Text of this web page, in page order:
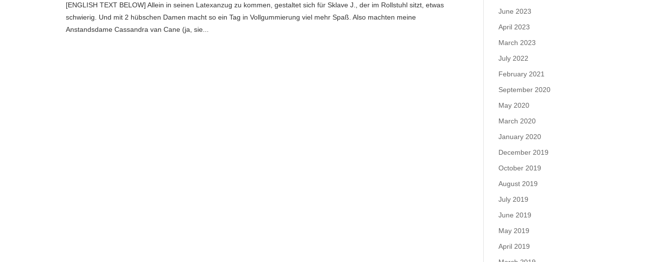
[ENGLISH TEXT BELOW] Allein in seinen Latexanzug zu kommen, gestaltet sich für Sklave J., der im Rollstuhl sitzt, etwas
schwierig. Und mit 2 hübschen Damen macht so ein Tag in Vollgummierung viel mehr Spaß. Also machten meine
Anstandsdame Cassandra van Cane (ja, sie...
June 2023
April 2023
March 2023
July 2022
February 2021
September 2020
May 2020
March 2020
January 2020
December 2019
October 2019
August 2019
July 2019
June 2019
May 2019
April 2019